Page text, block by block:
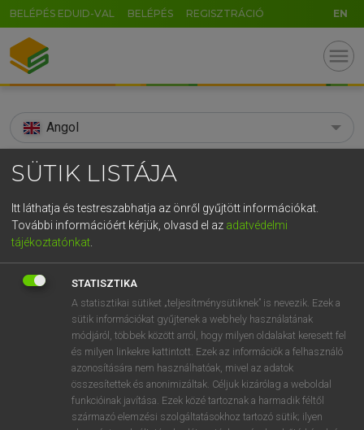
BELÉPÉS EDUID-VAL BELÉPÉS REGISZTRÁCIÓ EN
menu
Angol
search
KERESÉS
TALÁLATOK
spectrogram
Díjmentes angol szótár arrow_forward_ios
spectrogram fn spektrogram
SÜTIK LISTÁJA
Itt láthatja és testreszabhatja az önről gyűjtött információkat.
További információért kérjük, olvasd el az adatvédelmi
tájékoztatónkat
STATISZTIKA
A statisztikai sütiket „teljesítménysütiknek” is nevezik. Ezek a
sütik információkat gyűjtenek a webhely használatának
módjáról, többek között arról, hogy milyen oldalakat keresett fel
és milyen linkekre kattintott. Ezek az információk a felhasználó
azonosítására nem használhatóak, mivel az adatok
összesítettek és anonimizáltak. Céljuk kizárólag a weboldal
funkcióinak javítása. Ezek közé tartoznak a harmadik féltől
származó elemzési szolgáltatásokhoz tartozó sütik; ilyen
5 6 7 8 9 ö ü ó
j k
n m , . - AltGr